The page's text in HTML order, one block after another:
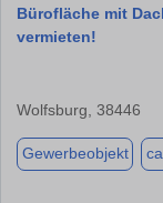
Bürofläche mit
vermieten!
Wolfsburg, 38446
Gewerbeobjekt